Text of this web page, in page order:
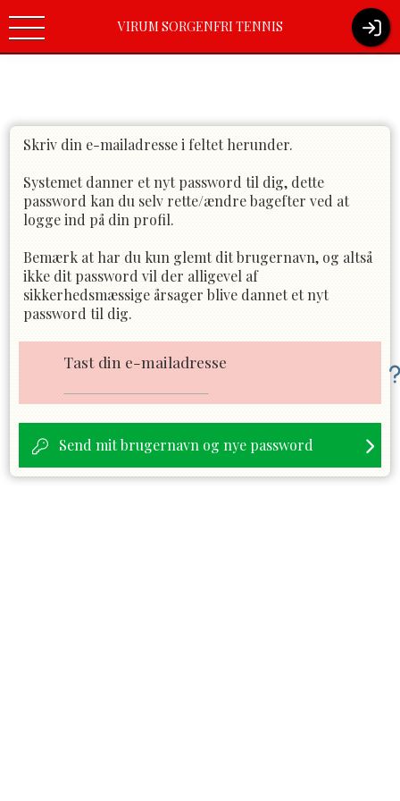
Virum-Sorgenfri Tennisklub / Boelvej 10/ 2830 Virum / Tlf.nr.
(+45) 45 85 14 32 /
VIRUM SORGENFRI TENNIS
Skriv din e-mailadresse i feltet herunder.
Systemet danner et nyt password til dig, dette
password kan du selv rette/ændre bagefter ved at
logge ind på din profil.
Bemærk at har du kun glemt dit brugernavn, og altså
ikke dit password vil der alligevel af
sikkerhedsmæssige årsager blive dannet et nyt
password til dig.
Tast din e-mailadresse
Send mit brugernavn og nye password